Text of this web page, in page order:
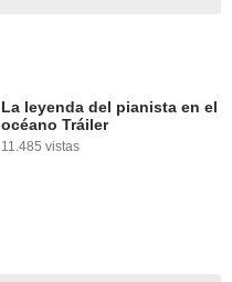
La leyenda del pianista en el
océano Tráiler
11.485 vistas